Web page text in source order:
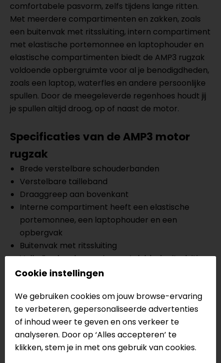
comfortabele pasvorm, zelfs tijdens lange ritten.
Met meerdere compartimenten en zakken, zoals
een buitenvak met ritssluiting, intern compartiment
met elastische portemonnee en laptophouder en
elastische compartimenten biedt de AMP3 rugzak
voldoende opbergruimte voor al je benodigdheden,
zoals een laptop, waterfles en andere persoonlijke
spullen. Door de meegeleverde regenhoes houdt jij
je spullen altijd droog, op of naast de motor.
Specificaties van de AMP3 motor
rugzak
Brede verstelbare schouderbanden
Verstelbare tailleband
Draaggreep aan bovenkant
Interne compartiment heeft een elastische
portemonnee, een laptophouder en een
opbergvak
Buitenvak met ritssluiting
Volledige brede opening met dubbele ritssluiting
Verstevigd onderpaneel
Twee elastische externe, half open vakken voor
het opbergen van waterflessen of andere
spullen
Draagvermogen van 17L
Wordt geleverd met regenhoes
Cookie instellingen
We gebruiken cookies om jouw browse-ervaring
te verbeteren, gepersonaliseerde advertenties
of inhoud weer te geven en ons verkeer te
analyseren. Door op ‘Alles accepteren’ te
klikken, stem je in met ons gebruik van cookies.